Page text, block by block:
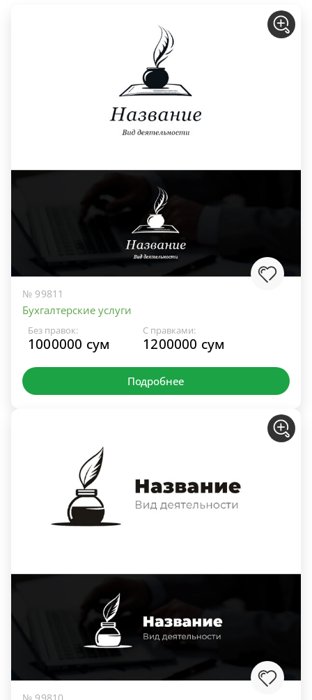
№ 99811
Бухгалтерские услуги
Без правок:
1000000 сум
С правками:
1200000 сум
Подробнее